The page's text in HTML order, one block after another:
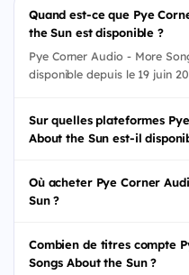
Quand est-ce que Pye
the Sun est disponible ?
Pye Corner Audio - More
disponible depuis le 19 juin
Sur quelles plateformes
About the Sun est-il
Où acheter Pye Corner
Sun ?
Combien de titres compte
Songs About the Sun ?